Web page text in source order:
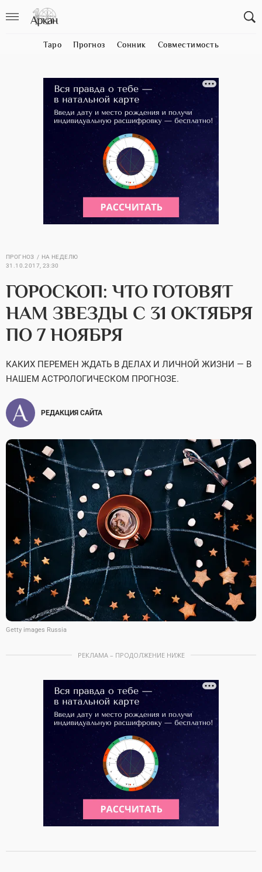
Таро Прогноз Сонник Совместимость
ПРОГНОЗ
НА НЕДЕЛЮ
31.10.2017, 23:30
ГОРОСКОП: ЧТО ГОТОВЯТ
НАМ ЗВЕЗДЫ С 31 ОКТЯБРЯ
ПО 7 НОЯБРЯ
КАКИХ ПЕРЕМЕН ЖДАТЬ В ДЕЛАХ И ЛИЧНОЙ ЖИЗНИ — В
НАШЕМ АСТРОЛОГИЧЕСКОМ ПРОГНОЗЕ.
РЕДАКЦИЯ САЙТА
Getty images Russia
РЕКЛАМА – ПРОДОЛЖЕНИЕ НИЖЕ